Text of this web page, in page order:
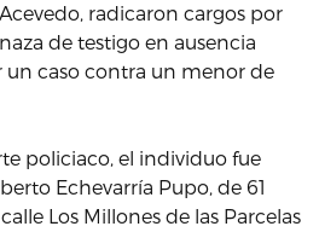
radicaron cargos por
de testigo en ausencia
caso contra un menor de
policiaco, el individuo fue
Echevarría Pupo, de 61
Los Millones de las Parcelas